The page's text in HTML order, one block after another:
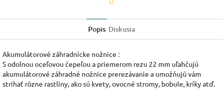
Popis Diskusia
Akumulátorové záhradnícke nožnice :
S odolnou oceľovou čepeľou a priemerom rezu 22 mm uľahčujú
akumulátorové záhradné nožnice prerezávanie a umožňujú vám
strihať rôzne rastliny, ako sú kvety, ovocné stromy, bobule, kríky atď.